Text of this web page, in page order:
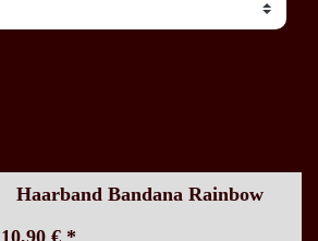
Haarband Bandana Rainbow
10,90 € *